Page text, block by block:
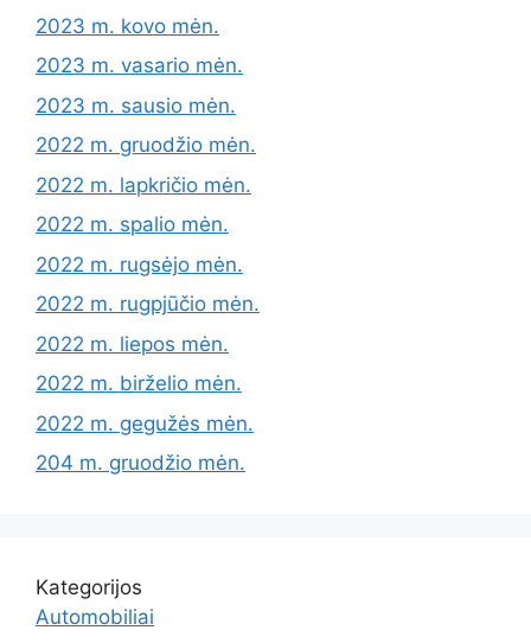
2023 m. kovo mėn.
2023 m. vasario mėn.
2023 m. sausio mėn.
2022 m. gruodžio mėn.
2022 m. lapkričio mėn.
2022 m. spalio mėn.
2022 m. rugsėjo mėn.
2022 m. rugpjūčio mėn.
2022 m. liepos mėn.
2022 m. birželio mėn.
2022 m. gegužės mėn.
204 m. gruodžio mėn.
Kategorijos
Automobiliai